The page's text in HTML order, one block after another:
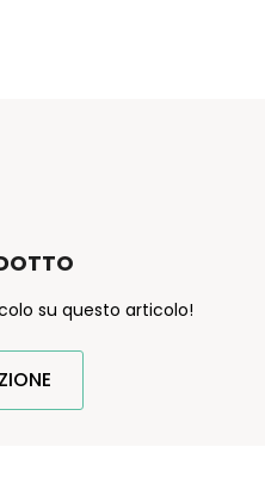
su questo articolo!